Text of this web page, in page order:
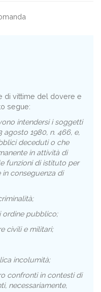
di vittime del dovere e
segue:
intendersi i soggetti
agosto 1980, n. 466, e,
deceduti o che
in attività di
funzioni di istituto per
conseguenza di
ordine pubblico;
civili e militari;
incolumità;
confronti in contesti di
necessariamente,